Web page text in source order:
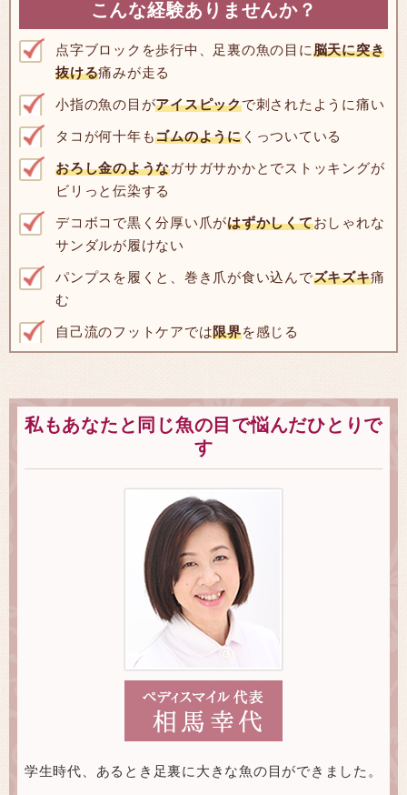
こんな経験ありませんか？
点字ブロックを歩行中、足裏の魚の目に脳天に突き
抜ける痛みが走る
小指の魚の目がアイスピックで刺されたように痛い
タコが何十年もゴムのようにくっついている
おろし金のようなガサガサかかとでストッキングが
ビリっと伝染する
デコボコで黒く分厚い爪がはずかしくておしゃれな
サンダルが履けない
パンプスを履くと、巻き爪が食い込んでズキズキ痛
む
自己流のフットケアでは限界を感じる
私もあなたと同じ魚の目で悩んだひとりで
す
学生時代、あるとき足裏に大きな魚の目ができました。